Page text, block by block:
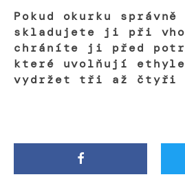
Pokud okurku
skladujete ji při
chráníte ji před
které uvolňují
vydržet tři až čtyři